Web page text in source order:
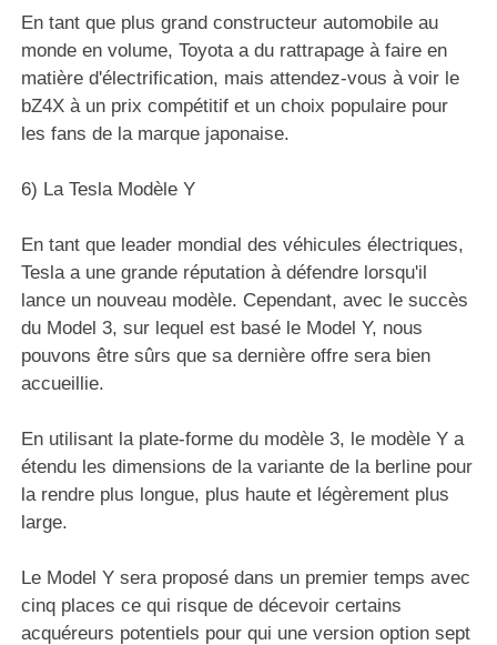
En tant que plus grand constructeur automobile au
monde en volume, Toyota a du rattrapage à faire en
matière d'électrification, mais attendez-vous à voir le
bZ4X à un prix compétitif et un choix populaire pour
les fans de la marque japonaise.
6) La Tesla Modèle Y
En tant que leader mondial des véhicules électriques,
Tesla a une grande réputation à défendre lorsqu'il
lance un nouveau modèle. Cependant, avec le succès
du Model 3, sur lequel est basé le Model Y, nous
pouvons être sûrs que sa dernière offre sera bien
accueillie.
En utilisant la plate-forme du modèle 3, le modèle Y a
étendu les dimensions de la variante de la berline pour
la rendre plus longue, plus haute et légèrement plus
large.
Le Model Y sera proposé dans un premier temps avec
cinq places ce qui risque de décevoir certains
acquéreurs potentiels pour qui une version option sept